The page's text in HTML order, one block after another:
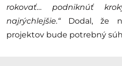
rokovať… podniknúť
najrýchlejšie.“Dodal, že
projektov bude potrebný